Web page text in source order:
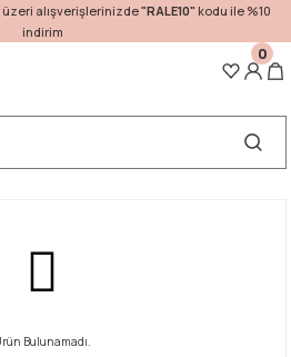
üzeri alışverişlerinizde"RALE10" kodu ile %10
indirim
0
Bulunamadı.